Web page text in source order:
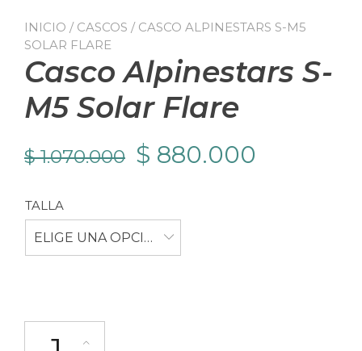
INICIO / CASCOS / CASCO ALPINESTARS S-M5
SOLAR FLARE
Casco Alpinestars S-
M5 Solar Flare
$1.070.000 El
original
era:
$ 880.000
TALLA
ELIGE UNA OPCIÓN